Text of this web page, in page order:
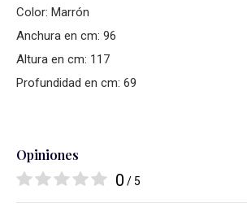
Color: Marrón
Anchura en cm: 96
Altura en cm: 117
Profundidad en cm: 69
Opiniones
0 / 5